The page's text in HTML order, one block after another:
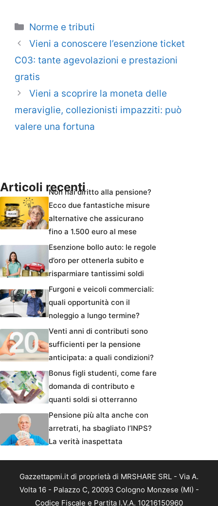
Categorie
Norme e tributi
Vieni a conoscere l’esenzione ticket
C03: tante agevolazioni e prestazioni
gratis
Vieni a scoprire la moneta delle
meraviglie, collezionisti impazziti: può
valere una fortuna
Articoli recentiNon hai diritto alla pensione?
Ecco due fantastiche misure
alternative che assicurano
fino a 1.500 euro al mese
Esenzione bollo auto: le regole
d’oro per ottenerla subito e
risparmiare tantissimi soldi
Furgoni e veicoli commerciali:
quali opportunità con il
noleggio a lungo termine?
Venti anni di contributi sono
sufficienti per la pensione
anticipata: a quali condizioni?
Bonus figli studenti, come fare
domanda di contributo e
quanti soldi si otterranno
Pensione più alta anche con
arretrati, ha sbagliato l’INPS?
La verità inaspettata
Gazzettapmi.it di proprietà di MRSHARE SRL - Via A.
Volta 16 - Palazzo C, 20093 Cologno Monzese (MI) -
Codice Fiscale e Partita I.V.A. 10216150960